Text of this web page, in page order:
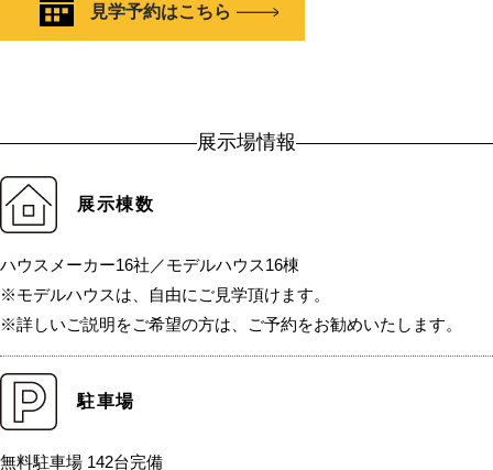
見学予約はこちら
展示場情報
展示棟数
ハウスメーカー16社／モデルハウス16棟
※モデルハウスは、自由にご見学頂けます。
※詳しいご説明をご希望の方は、ご予約をお勧めいたします。
駐車場
無料駐車場 142台完備